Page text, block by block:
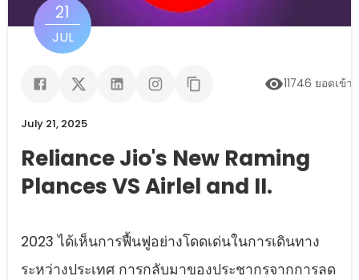
21
JUL
11746 ยอดเข้า
July 21, 2025
Reliance Jio's New Raming
Plances VS Airlel and II.
2023 ได้เห็นการฟื้นฟูอย่างโดดเด่นในการเดินทาง
ระหว่างประเทศ การกลับมาของประชากรจากการลด